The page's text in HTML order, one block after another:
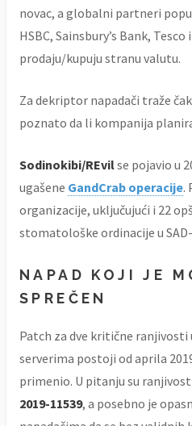
novac, a globalni partneri
HSBC, Sainsbury’s Bank,
prodaju/kupuju stranu valutu.
Za dekriptor napadači traže
poznato da li kompanija
Sodinokibi/REvilse pojavio u
ugašene GandCrab operacije.
organizacije, uključujući i 22
stomatološke ordinacije u
NAPAD KOJI JE
SPREČEN
Patch za dve kritične ranjivosti
serverima postoji od aprila
primenio. U pitanju su
2019-11539, a posebno je